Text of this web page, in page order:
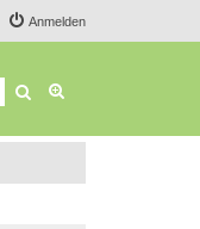
Anmelden
Suche